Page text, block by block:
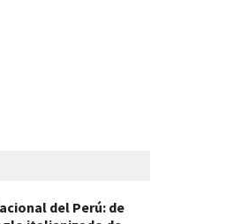
del Perú: de